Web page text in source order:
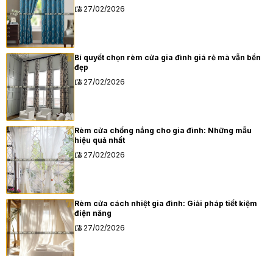
27/02/2026
Bí quyết chọn rèm cửa gia đình giá rẻ mà vẫn bền
đẹp
27/02/2026
Rèm cửa chống nắng cho gia đình: Những mẫu
hiệu quả nhất
27/02/2026
Rèm cửa cách nhiệt gia đình: Giải pháp tiết kiệm
điện năng
27/02/2026